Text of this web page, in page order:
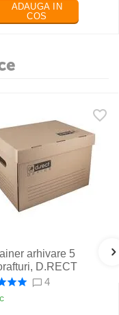
ADAUGA IN
COS
arhivare 5
D.RECT
4